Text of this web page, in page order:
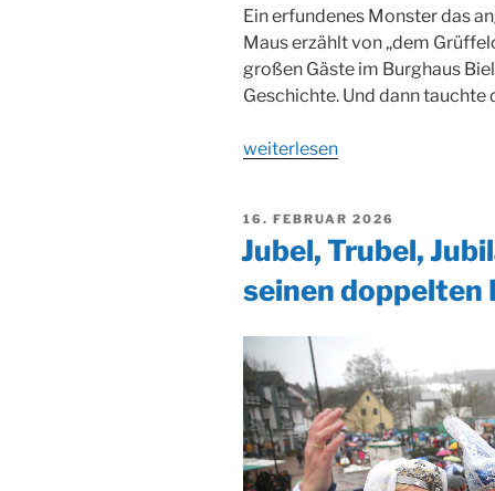
Ein erfundenes Monster das
Maus erzählt von „dem
großen Gäste im Burghaus
Geschichte. Und dann
„Der
Burghaus“
weiterlesen
VERÖFFENTLICHT
AM
16. FEBRUAR 2026
Jubel, Trubel,
seinen doppelten